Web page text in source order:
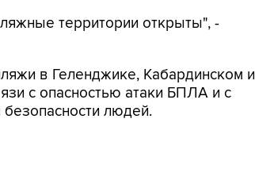
территории открыты", -
в Геленджике, Кабардинском и
с опасностью атаки БПЛА и с
людей.